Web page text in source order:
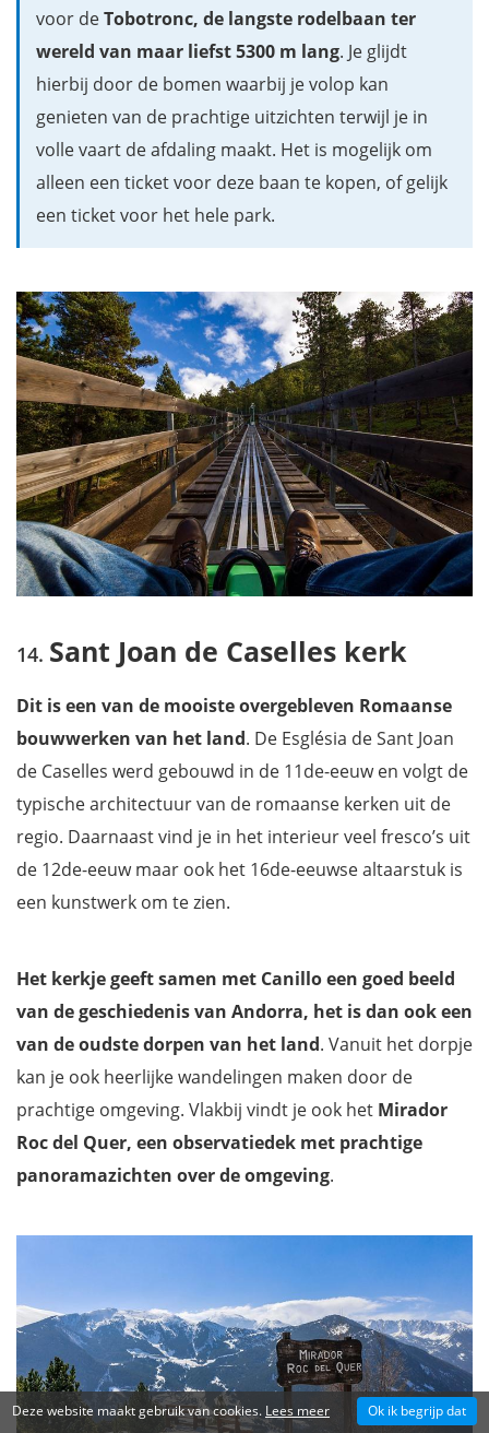
voor deTobotronc, de langste rodelbaan ter
wereld van maar liefst 5300 m lang. Je glijdt
hierbij door de bomen waarbij je volop kan
genieten van de prachtige uitzichten terwijl je in
volle vaart de afdaling maakt. Het is mogelijk om
alleen een ticket voor deze baan te kopen, of gelijk
een ticket voor het hele park.
Sant Joan de Caselles kerk
Dit iseen van de mooiste overgebleven Romaanse
bouwwerken van het land. De Església de Sant Joan
de Caselles werd gebouwd in de 11de-eeuw en volgt de
typische architectuur van de romaanse kerken uit de
regio. Daarnaast vind je in het interieur veel fresco’s uit
de 12de-eeuw maar ook het 16de-eeuwse altaarstuk is
een kunstwerk om te zien.
Het kerkje geeft samen met Canillo een goed beeld
van de geschiedenis van Andorra, het is dan ook een
van de oudste dorpen van het land. Vanuit het dorpje
kan je ook heerlijke wandelingen maken door de
prachtige omgeving. Vlakbij vindt je ook het Mirador
Roc del Quer, een observatiedek met prachtige
panoramazichten over de omgeving.
Deze website maakt gebruik van cookies. Lees meer Ok ik begrijp dat